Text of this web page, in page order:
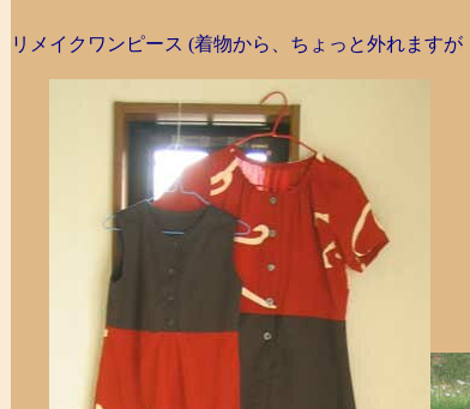
高校生くらいで、ピンクや黄色の、カラフル系の浴
ていました。
きもの道系？コスプレ？ストリート系？の着こなし
なんとなく周りも彼女たちも「あら？」って感じで
「きもの道」とりあえず、浸透しているんですねぇ
時間帯に最近行った事がないので実態はよくわかん
リメイクワンピース (着物から、ちょっと外れますが